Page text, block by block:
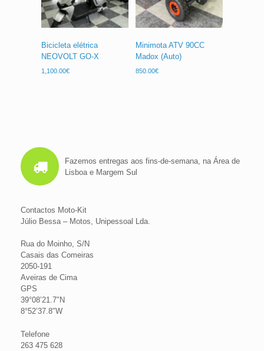
Bicicleta elétrica
NEOVOLT GO-X
1,100.00€
Minimota ATV 90CC
Madox (Auto)
850.00€
Fazemos entregas aos fins-de-semana, na Área de
Lisboa e Margem Sul
Contactos Moto-Kit
Júlio Bessa – Motos, Unipessoal Lda.
Rua do Moinho, S/N
Casais das Comeiras
2050-191
Aveiras de Cima
GPS
39°08’21.7″N
8°52’37.8″W
Telefone
263 475 628